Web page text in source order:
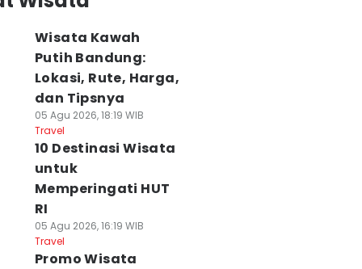
Wisata Kawah
Putih Bandung:
Lokasi, Rute, Harga,
dan Tipsnya
05 Agu 2026, 18:19 WIB
Travel
10 Destinasi Wisata
untuk
Memperingati HUT
RI
05 Agu 2026, 16:19 WIB
Travel
Promo Wisata